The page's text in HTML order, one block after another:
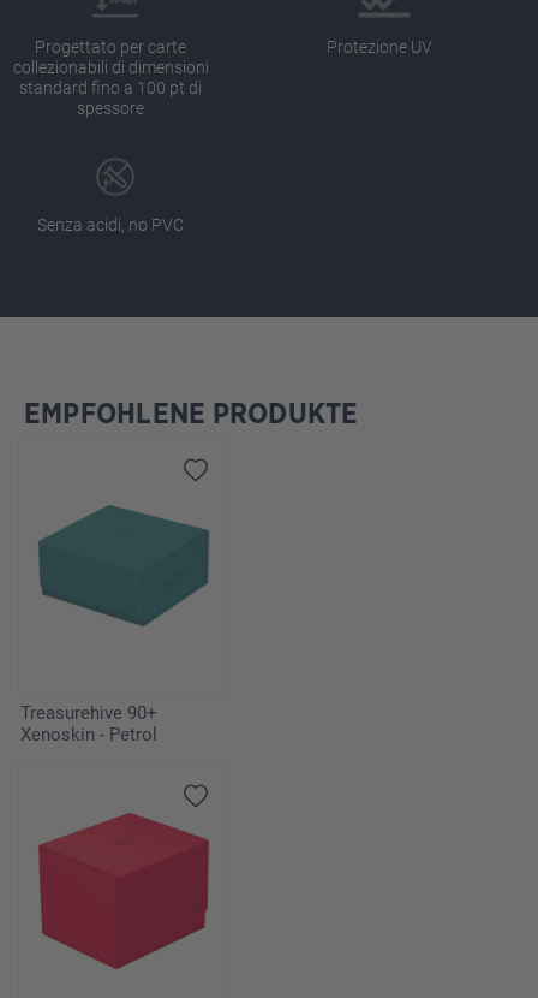
Progettato per carte
collezionabili di dimensioni
standard fino a 100 pt di
spessore
Protezione UV
Senza acidi, no PVC
Salta la galleria dei prodotti
EMPFOHLENE PRODUKTE
Treasurehive 90+
Xenoskin - Petrol